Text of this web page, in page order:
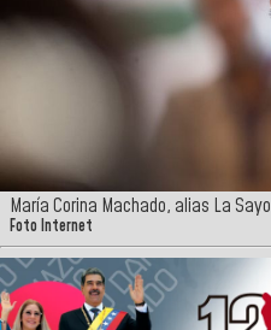
María Corina Machado, alias La Sayo
Foto Internet